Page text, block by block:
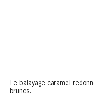
Le balayage caramel
brunes.